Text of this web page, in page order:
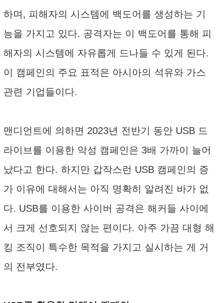
하며, 피해자의 시스템에 백도어를 생성하는 기
능을 가지고 있다. 공격자는 이 백도어를 통해 피
해자의 시스템에 자유롭게 드나들 수 있게 된다.
이 캠페인의 주요 표적은 아시아의 석유와 가스
관련 기업들이다.
맨디언트에 의하면 2023년 전반기 동안 USB 드
라이브를 이용한 악성 캠페인은 3배 가까이 늘어
났다고 한다. 하지만 갑작스런 USB 캠페인의 증
가 이유에 대해서는 아직 명확히 알려진 바가 없
다. USB를 이용한 사이버 공격은 해커들 사이에
서 크게 선호되지 않는 편이다. 아주 가끔 대형 해
킹 조직이 특수한 목적을 가지고 실시하는 게 거
의 전부였다.